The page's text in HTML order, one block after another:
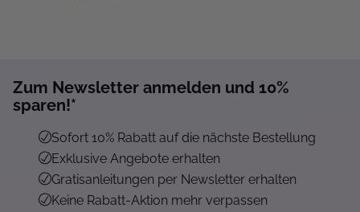
Zum Newsletter anmelden und 10%
sparen!*
Sofort 10% Rabatt auf die nächste Bestellung
Exklusive Angebote erhalten
Gratisanleitungen per Newsletter erhalten
Keine Rabatt-Aktion mehr verpassen